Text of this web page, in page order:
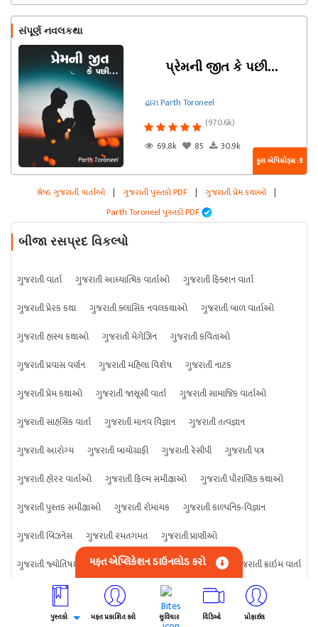
સંપૂર્ણ નવલકથા
પ્રેમની જીત કે પછી...
દ્વારા Parth Toroneel
(970.6k)
69.8k
85 30.9k
કુલ એપિસોડ્સ : 8
શ્રેષ્ઠ ગુજરાતી વાર્તાઓ | ગુજરાતી પુસ્તકો PDF | ગુજરાતી પ્રેમ કથાઓ |
Parth Toroneel પુસ્તકો PDF
બીજા રસપ્રદ વિકલ્પો
ગુજરાતી વાર્તા ગુજરાતી આધ્યાત્મિક વાર્તાઓ
ગુજરાતી ફિક્શન વાર્તા
ગુજરાતી પ્રેરક કથા
ગુજરાતી ક્લાસિક નવલકથાઓ
ગુજરાતી બાળ વાર્તાઓ
ગુજરાતી હાસ્ય કથાઓ
ગુજરાતી મેગેઝિન
ગુજરાતી કવિતાઓ
ગુજરાતી પ્રવાસ વર્ણન
ગુજરાતી મહિલા વિશેષ
ગુજરાતી નાટક
ગુજરાતી પ્રેમ કથાઓ
ગુજરાતી જાસૂસી વાર્તા
ગુજરાતી સામાજિક વાર્તાઓ
ગુજરાતી સાહસિક વાર્તા
ગુજરાતી માનવ વિજ્ઞાન
ગુજરાતી તત્વજ્ઞાન
ગુજરાતી આરોગ્ય
ગુજરાતી બાયોગ્રાફી ગુજરાતી રેસીપી
ગુજરાતી પત્ર
ગુજરાતી હૉરર વાર્તાઓ
ગુજરાતી ફિલ્મ સમીક્ષાઓ
ગુજરાતી પૌરાણિક કથાઓ
ગુજરાતી પુસ્તક સમીક્ષાઓ
ગુજરાતી રોમાંચક
ગુજરાતી કાલ્પનિક-વિજ્ઞાન
ગુજરાતી બિઝનેસ
ગુજરાતી રમતગમત
ગુજરાતી પ્રાણીઓ
ગુજરાતી જ્યોતિષશાસ્ત્ર
ગુજરાતી વિજ્ઞાન ગુજરાતી કંઈપણ ગુજરાતી ક્રાઇમ વાર્તા
મફત એપ્લિકેશન ડાઉનલોડ કરો
પુસ્તકો મફત પ્રકાશિત કરો સુવિચાર વિડિઓ પ્રોફાઈલ